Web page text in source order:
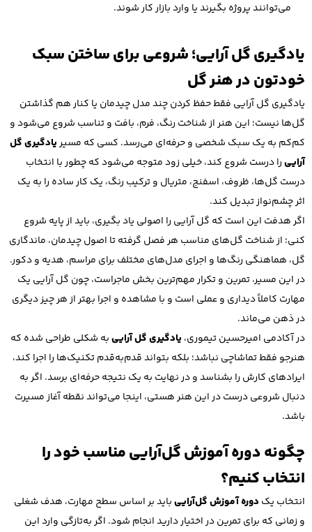
می‌توانند پروژه بگیرند یا وارد بازار کار شوند.
یادگیری گل آرایی؛ شروعی برای ساختن سبک
خودتون در هنر گل
یادگیری گل آرایی فقط حفظ کردن چند مدل چیدمان یا کنار هم گذاشتن
گل‌ها نیست؛ این هنر از شناخت رنگ، فرم، بافت و تناسب شروع می‌شود و
کم‌کم به یک سبک شخصی و حرفه‌ای می‌رسد. کسی که مسیریادگیری گل
آراییرا درست شروع کند، خیلی زود متوجه می‌شود که چطور با انتخاب
درست گل‌ها، ظروف، اسفنج، متریال و ترکیب رنگ، یک کار ساده را به یک
اثر چشم‌نواز تبدیل کند.
اگر هدفت این است که گل آرایی را اصولی یاد بگیری، باید از پایه شروع
کنی؛ از شناخت گل‌های مناسب هر فصل گرفته تا اصول چیدمان، ماندگاری
گل، هماهنگی رنگ‌ها و اجرای مدل‌های مختلف برای مراسم، هدیه و دکور.
در این مسیر، تمرین و تکرار مهم‌ترین بخش ماجراست، چون گل آرایی یک
مهارت کاملاً دیداری و عملی است و با مشاهده و اجرا بهتر از هر چیز دیگری
در ذهن می‌ماند.
در آکادمی امیرحسین تیموری، یادگیری گل آراییبه شکلی طراحی شده که
هنرجو فقط تماشاچی نباشد؛ بلکه بتواند قدم‌به‌قدم تکنیک‌ها را اجرا کند،
ایرادهای کارش را بشناسد و در نهایت به یک نتیجه حرفه‌ای برسد. اگر به
دنبال شروعی درست در این هنر هستی، اینجا می‌تواند نقطه آغاز مسیرت
باشد.
چگونه دوره آموزش گل‌آرایی مناسب خود را
انتخاب کنیم؟
انتخاب یکدوره آموزش گل‌آراییباید بر اساس سطح مهارت، هدف شغلی
و زمانی که برای تمرین در اختیار دارید انجام شود. اگر به‌تازگی وارد این